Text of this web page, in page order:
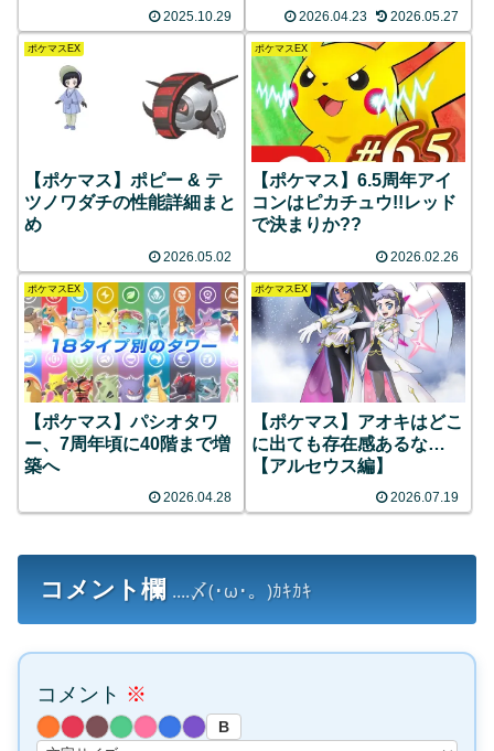
2025.10.29 2026.04.23 2026.05.27
ポケマスEX
【ポケマス】ポピー & テ
ツノワダチの性能詳細まと
め
2026.05.02
ポケマスEX
【ポケマス】6.5周年アイ
コンはピカチュウ!!レッド
で決まりか??
2026.02.26
ポケマスEX
【ポケマス】パシオタワ
ー、7周年頃に40階まで増
築へ
2026.04.28
ポケマスEX
【ポケマス】アオキはどこ
に出ても存在感あるな…
【アルセウス編】
2026.07.19
コメント欄 ....〆(･ω･。)ｶｷｶｷ
コメント ※
B